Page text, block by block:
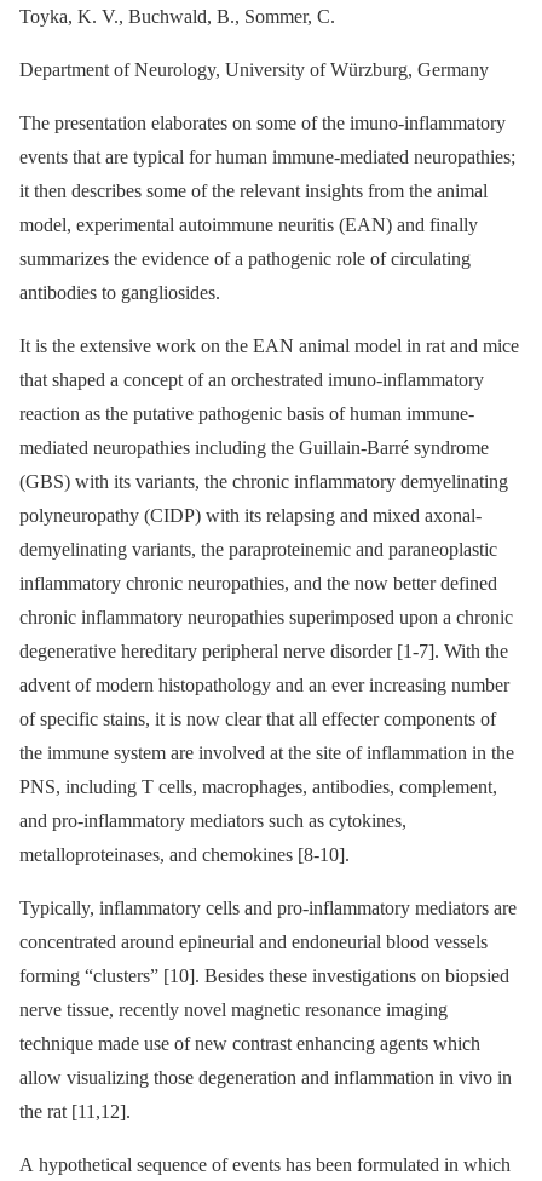
Toyka, K. V., Buchwald, B., Sommer, C.
Department of Neurology, University of Würzburg, Germany
The presentation elaborates on some of the imuno-inflammatory
events that are typical for human immune-mediated neuropathies;
it then describes some of the relevant insights from the animal
model, experimental autoimmune neuritis (EAN) and finally
summarizes the evidence of a pathogenic role of circulating
antibodies to gangliosides.
It is the extensive work on the EAN animal model in rat and mice
that shaped a concept of an orchestrated imuno-inflammatory
reaction as the putative pathogenic basis of human immune-
mediated neuropathies including the Guillain-Barré syndrome
(GBS) with its variants, the chronic inflammatory demyelinating
polyneuropathy (CIDP) with its relapsing and mixed axonal-
demyelinating variants, the paraproteinemic and paraneoplastic
inflammatory chronic neuropathies, and the now better defined
chronic inflammatory neuropathies superimposed upon a chronic
degenerative hereditary peripheral nerve disorder [1-7]. With the
advent of modern histopathology and an ever increasing number
of specific stains, it is now clear that all effecter components of
the immune system are involved at the site of inflammation in the
PNS, including T cells, macrophages, antibodies, complement,
and pro-inflammatory mediators such as cytokines,
metalloproteinases, and chemokines [8-10].
Typically, inflammatory cells and pro-inflammatory mediators are
concentrated around epineurial and endoneurial blood vessels
forming “clusters” [10]. Besides these investigations on biopsied
nerve tissue, recently novel magnetic resonance imaging
technique made use of new contrast enhancing agents which
allow visualizing those degeneration and inflammation in vivo in
the rat [11,12].
A hypothetical sequence of events has been formulated in which